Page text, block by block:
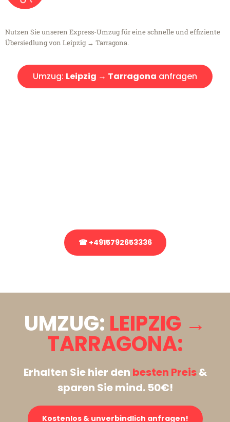
Nutzen Sie unseren Express-Umzug für eine schnelle und effiziente
Übersiedlung von Leipzig → Tarragona.
Umzug: Leipzig → Tarragona anfragen
☎ +4915792653336
UMZUG: LEIPZIG →
TARRAGONA:
Erhalten Sie hier den besten Preis&
sparen Sie mind. 50€!
Kostenlos & unverbindlich anfragen!